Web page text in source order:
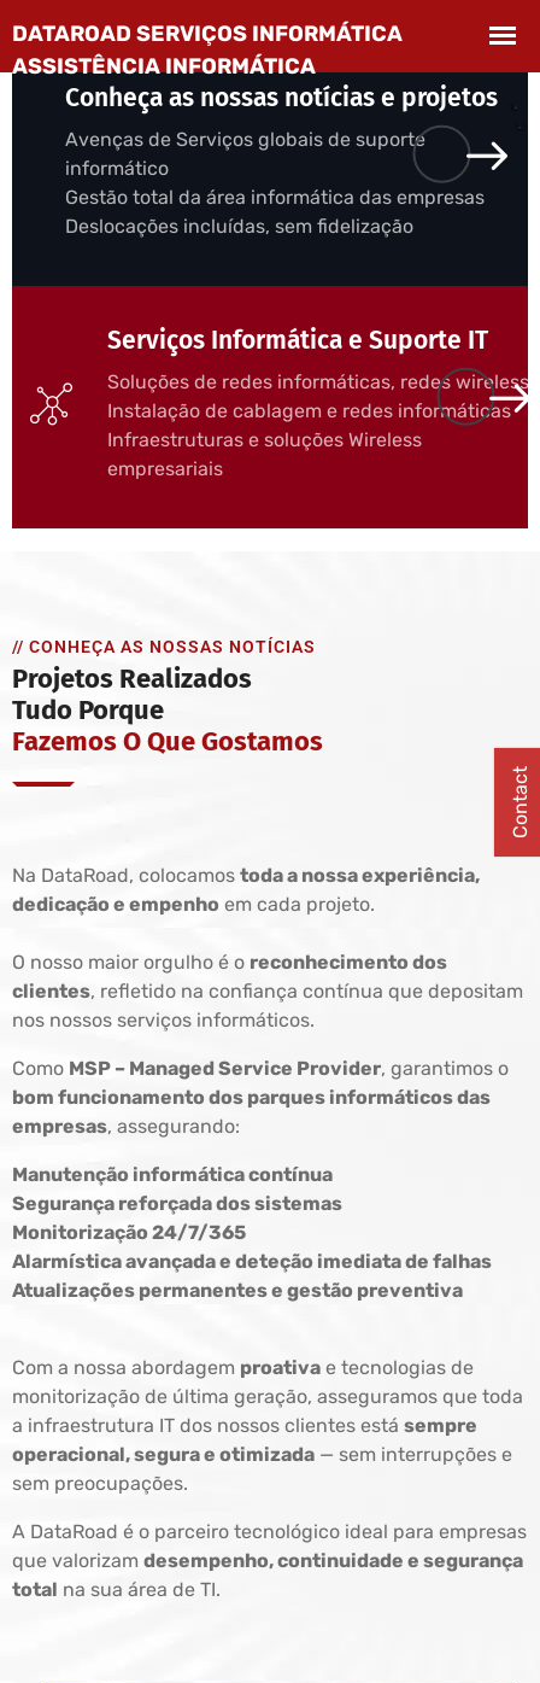
Conheça as nossas notícias e projetos
Avenças de Serviços globais de suporte
informático
Gestão total da área informática das empresas
Deslocações incluídas, sem fidelização
Serviços Informática e Suporte IT
Soluções de redes informáticas, redes wireless
Instalação de cablagem e redes informáticas
Infraestruturas e soluções Wireless
empresariais
// CONHEÇA AS NOSSAS NOTÍCIAS
Projetos Realizados
Tudo Porque
Fazemos O Que Gostamos
Na DataRoad, colocamos toda a nossa experiência,
dedicação e empenho em cada projeto.
O nosso maior orgulho é o reconhecimento dos
clientes, refletido na confiança contínua que depositam
nos nossos serviços informáticos.
Como MSP – Managed Service Provider, garantimos o
bom funcionamento dos parques informáticos das
empresas, assegurando:
Manutenção informática contínua
Segurança reforçada dos sistemas
Monitorização 24/7/365
Alarmística avançada e deteção imediata de falhas
Atualizações permanentes e gestão preventiva
Com a nossa abordagem proativa e tecnologias de
monitorização de última geração, asseguramos que toda
a infraestrutura IT dos nossos clientes está sempre
operacional, segura e otimizada — sem interrupções e
sem preocupações.
A DataRoad é o parceiro tecnológico ideal para empresas
que valorizam desempenho, continuidade e segurança
total na sua área de TI.
Contact